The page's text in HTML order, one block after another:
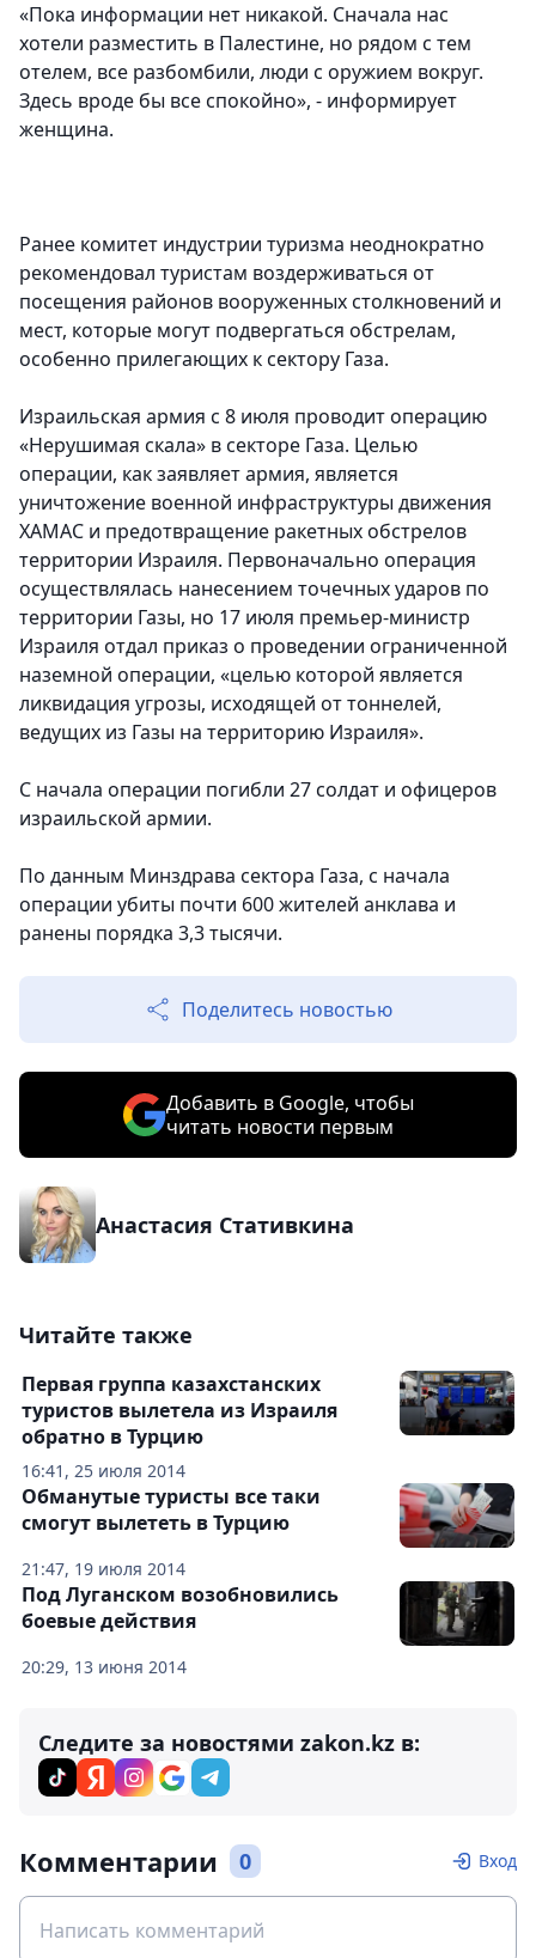
«Пока информации нет никакой. Сначала нас
хотели разместить в Палестине, но рядом с тем
отелем, все разбомбили, люди с оружием вокруг.
Здесь вроде бы все спокойно», - информирует
женщина.
Ранее комитет индустрии туризма неоднократно
рекомендовал туристам воздерживаться от
посещения районов вооруженных столкновений и
мест, которые могут подвергаться обстрелам,
особенно прилегающих к сектору Газа.
Израильская армия с 8 июля проводит операцию
«Нерушимая скала» в секторе Газа. Целью
операции, как заявляет армия, является
уничтожение военной инфраструктуры движения
ХАМАС и предотвращение ракетных обстрелов
территории Израиля. Первоначально операция
осуществлялась нанесением точечных ударов по
территории Газы, но 17 июля премьер-министр
Израиля отдал приказ о проведении ограниченной
наземной операции, «целью которой является
ликвидация угрозы, исходящей от тоннелей,
ведущих из Газы на территорию Израиля».
С начала операции погибли 27 солдат и офицеров
израильской армии.
По данным Минздрава сектора Газа, с начала
операции убиты почти 600 жителей анклава и
ранены порядка 3,3 тысячи.
Поделитесь новостью
Добавить в Google, чтобы
читать новости первым
Анастасия Стативкина
Читайте также
16:41, 25 июля 2014
Первая группа казахстанских
туристов вылетела из Израиля
обратно в Турцию
21:47, 19 июля 2014
Обманутые туристы все таки
смогут вылететь в Турцию
20:29, 13 июня 2014
Под Луганском возобновились
боевые действия
Следите за новостями zakon.kz в:
Комментарии 0 Вход